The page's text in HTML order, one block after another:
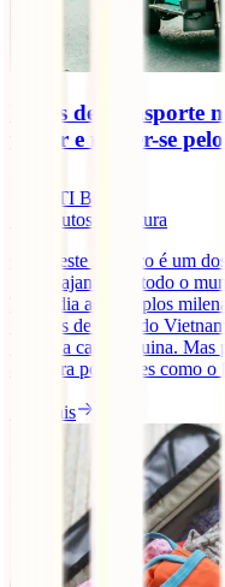
Meios de transporte
viajar e mover-se
IATI Blog
minutos de leitura
O Sudeste Asiático é um
para viajantes de todo o
Tailândia aos templos
terraços de arroz do
únicas a cada esquina.
aventura por países como o
Ler mais